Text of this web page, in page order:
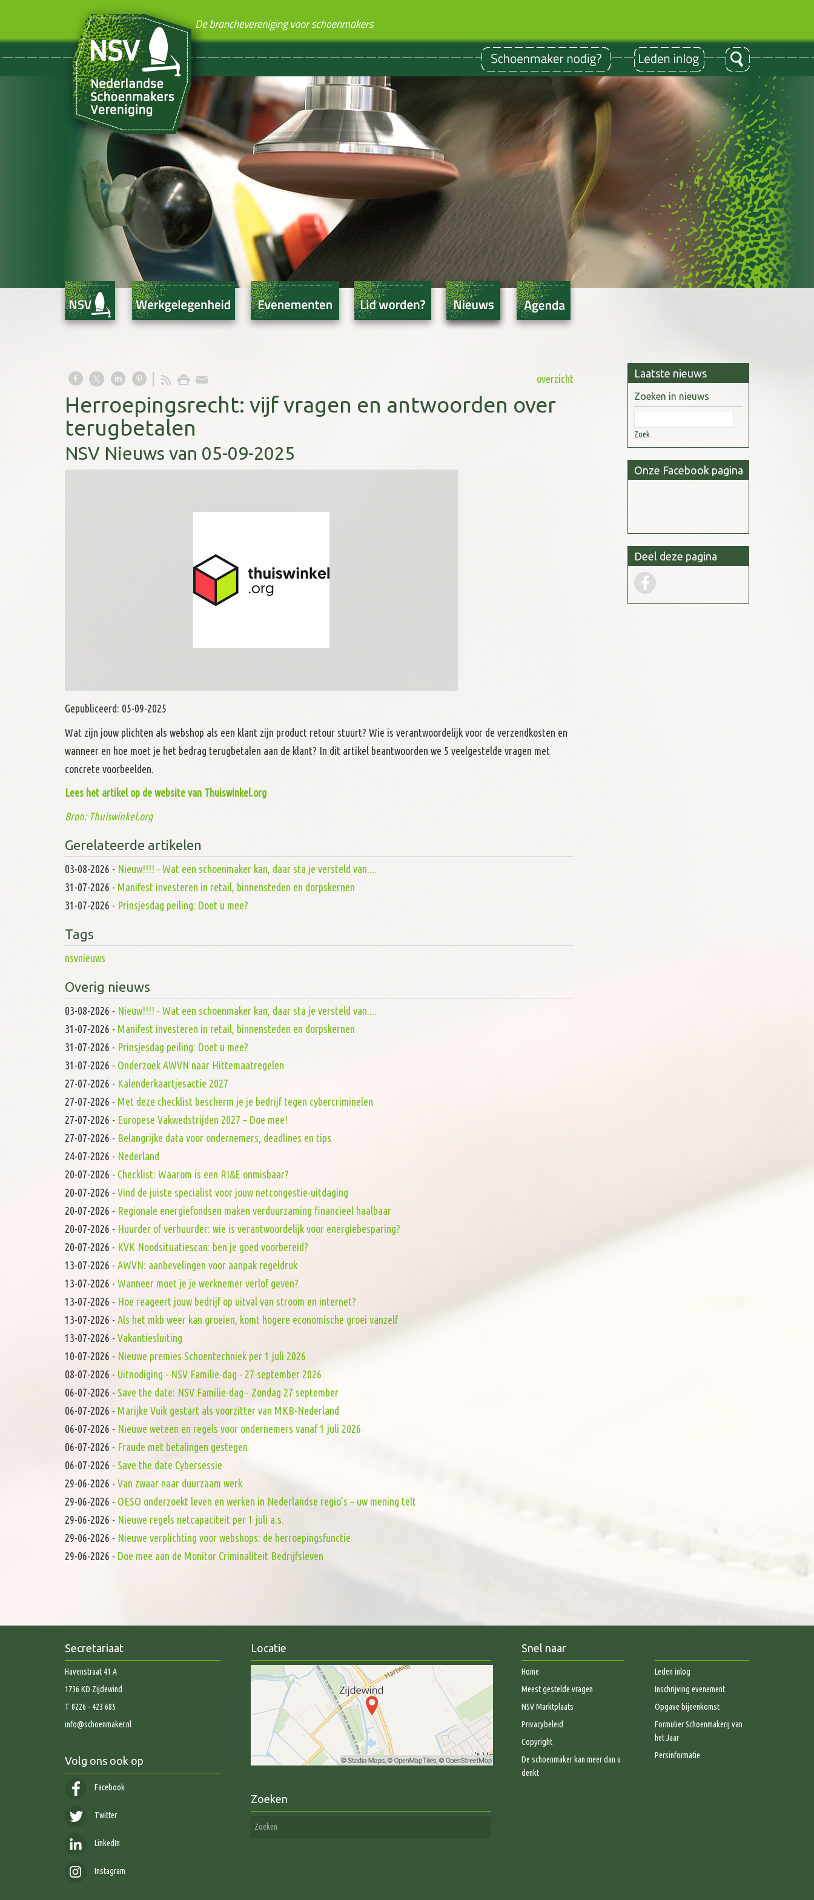
overzicht
Herroepingsrecht: vijf vragen en antwoorden over
terugbetalen
NSV Nieuws van 05-09-2025
Gepubliceerd: 05-09-2025
Wat zijn jouw plichten als webshop als een klant zijn product retour stuurt? Wie is verantwoordelijk voor de verzendkosten en
wanneer en hoe moet je het bedrag terugbetalen aan de klant? In dit artikel beantwoorden we 5 veelgestelde vragen met
concrete voorbeelden.
Lees het artikel op de website van Thuiswinkel.org
Bron: Thuiswinkel.org
Gerelateerde artikelen
03-08-2026 - Nieuw!!!! - Wat een schoenmaker kan, daar sta je versteld van....
31-07-2026 - Manifest investeren in retail, binnensteden en dorpskernen
31-07-2026 - Prinsjesdag peiling: Doet u mee?
Tags
nsvnieuws
Overig nieuws
03-08-2026 - Nieuw!!!! - Wat een schoenmaker kan, daar sta je versteld van....
31-07-2026 - Manifest investeren in retail, binnensteden en dorpskernen
31-07-2026 - Prinsjesdag peiling: Doet u mee?
31-07-2026 - Onderzoek AWVN naar Hittemaatregelen
27-07-2026 - Kalenderkaartjesactie 2027
27-07-2026 - Met deze checklist bescherm je je bedrijf tegen cybercriminelen
27-07-2026 - Europese Vakwedstrijden 2027 – Doe mee!
27-07-2026 - Belangrijke data voor ondernemers, deadlines en tips
24-07-2026 - Nederland
20-07-2026 - Checklist: Waarom is een RI&E onmisbaar?
20-07-2026 - Vind de juiste specialist voor jouw netcongestie-uitdaging
20-07-2026 - Regionale energiefondsen maken verduurzaming financieel haalbaar
20-07-2026 - Huurder of verhuurder: wie is verantwoordelijk voor energiebesparing?
20-07-2026 - KVK Noodsituatiescan: ben je goed voorbereid?
13-07-2026 - AWVN: aanbevelingen voor aanpak regeldruk
13-07-2026 - Wanneer moet je je werknemer verlof geven?
13-07-2026 - Hoe reageert jouw bedrijf op uitval van stroom en internet?
13-07-2026 - Als het mkb weer kan groeien, komt hogere economische groei vanzelf
13-07-2026 - Vakantiesluiting
10-07-2026 - Nieuwe premies Schoentechniek per 1 juli 2026
08-07-2026 - Uitnodiging - NSV Familie-dag - 27 september 2026
06-07-2026 - Save the date: NSV Familie-dag - Zondag 27 september
06-07-2026 - Marijke Vuik gestart als voorzitter van MKB-Nederland
06-07-2026 - Nieuwe weteen en regels voor ondernemers vanaf 1 juli 2026
06-07-2026 - Fraude met betalingen gestegen
06-07-2026 - Save the date Cybersessie
29-06-2026 - Van zwaar naar duurzaam werk
29-06-2026 - OESO onderzoekt leven en werken in Nederlandse regio’s – uw mening telt
29-06-2026 - Nieuwe regels netcapaciteit per 1 juli a.s.
29-06-2026 - Nieuwe verplichting voor webshops: de herroepingsfunctie
29-06-2026 - Doe mee aan de Monitor Criminaliteit Bedrijfsleven
Laatste nieuws
Zoeken in nieuws
Zoek
Onze Facebook pagina
Deel deze pagina
Secretariaat
Havenstraat 41 A
1736 KD Zijdewind
T 0226 - 423 685
info@schoenmaker.nl
Volg ons ook op
Facebook
Twitter
LinkedIn
Instagram
Locatie
Zoeken
Snel naar
Home
Meest gestelde vragen
NSV Marktplaats
Privacybeleid
Copyright
De schoenmaker kan meer dan u
denkt
Leden inlog
Inschrijving evenement
Opgave bijeenkomst
Formulier Schoenmakerij van
het Jaar
Persinformatie